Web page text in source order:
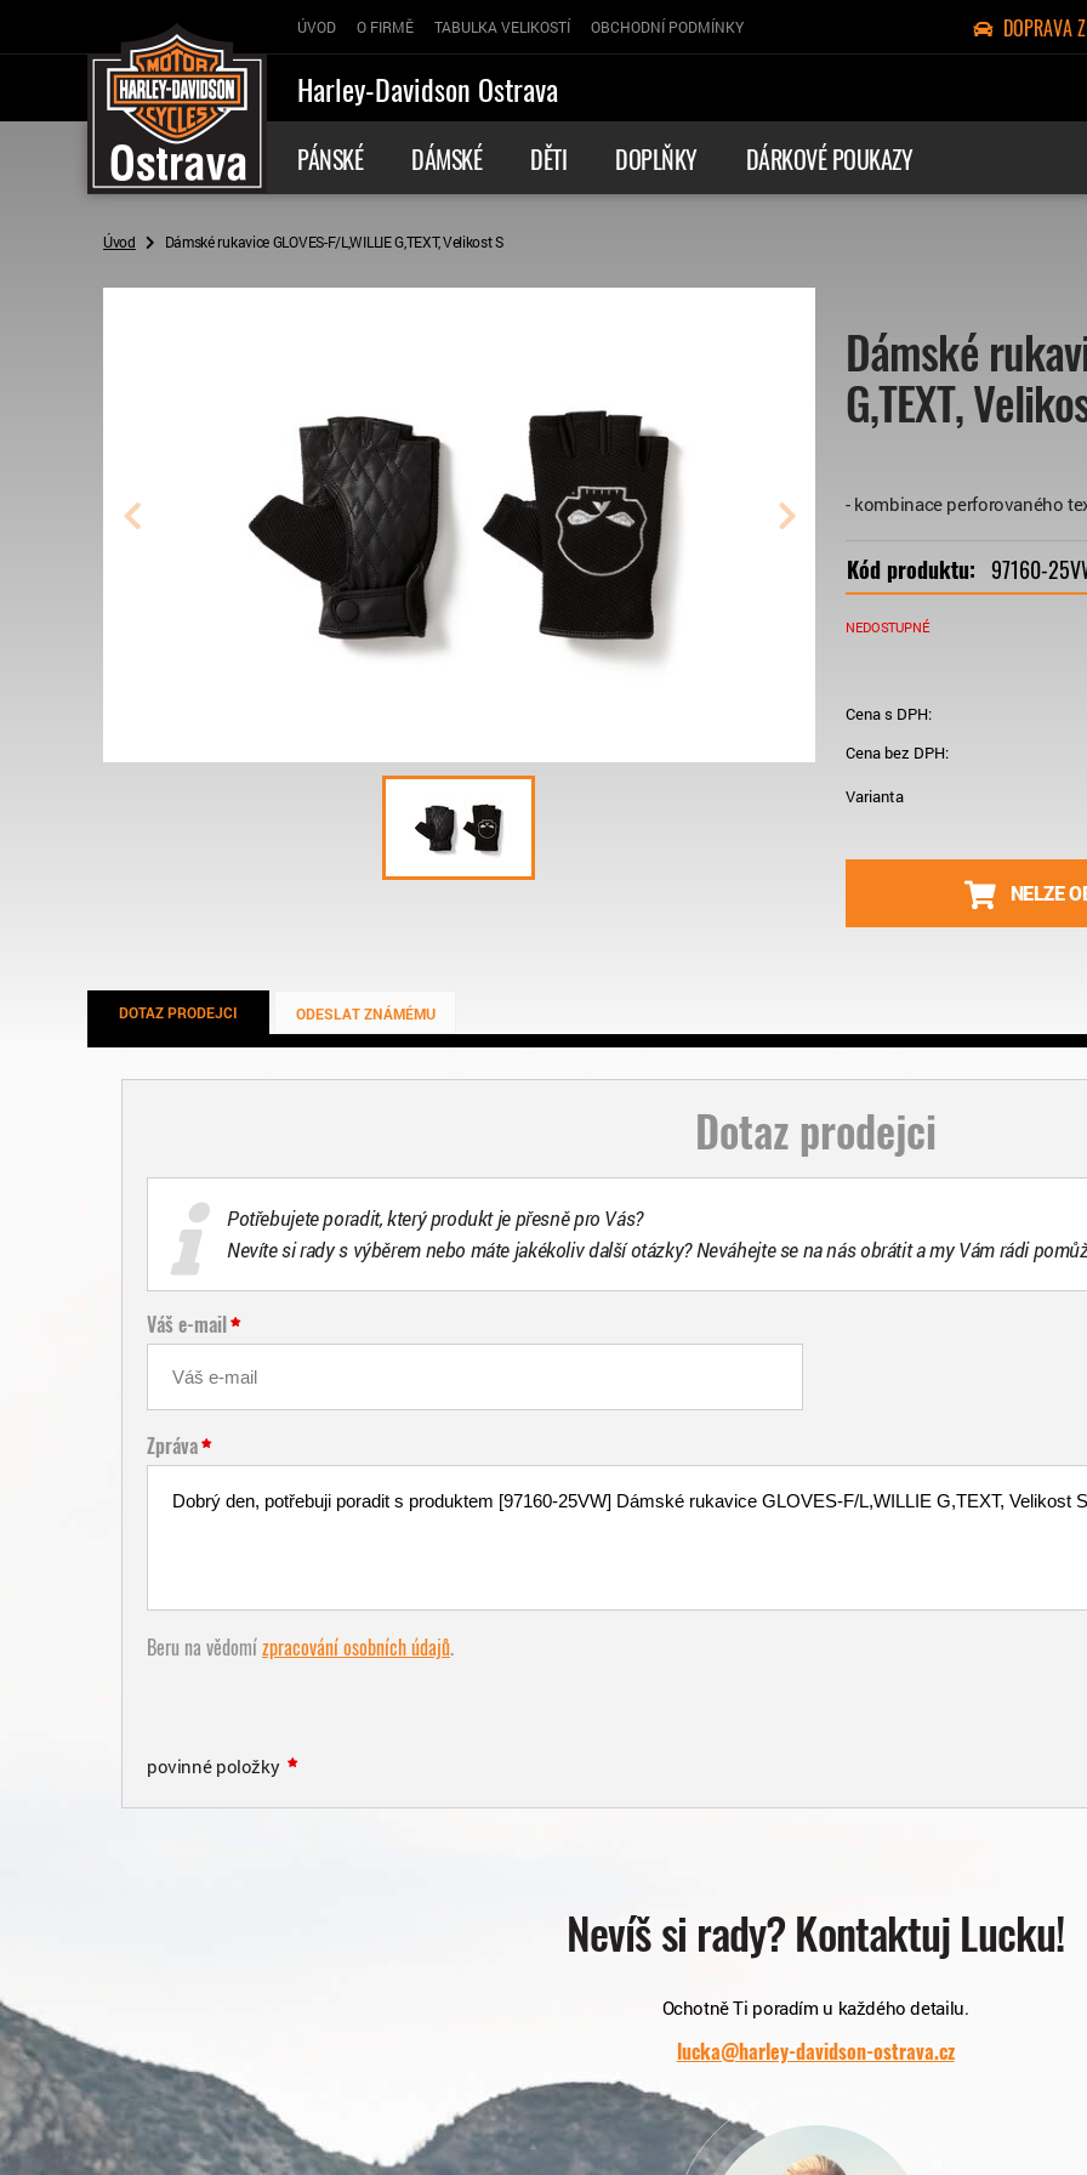
ÚVOD O FIRMĚ TABULKA VELIKOSTÍ OBCHODNÍ PODMÍNKY DOPRAVA
Harley-Davidson Ostrava
PÁNSKÉ DÁMSKÉ DĚTI DOPLŇKY DÁRKOVÉ POUKAZY
Úvod Dámské rukavice GLOVES-F/L,WILLIE G,TEXT, Velikost S
Dámské
G,TEXT,
- kombinace perforovaného
Kód produktu: 97160-
NEDOSTUPNÉ
Cena s DPH:
Cena bez DPH:
Varianta
NELZE
DOTAZ PRODEJCI ODESLAT ZNÁMÉMU
Dotaz prodejci
Potřebujete poradit, který produkt je přesně pro Vás?
Nevíte si rady s výběrem nebo máte jakékoliv další otázky? Neváhejte se na nás obrátit a my Vám rádi
Váš e-mail
Zpráva
Beru na vědomízpracování osobních údajů.
povinné položky
Nevíš si rady? Kontaktuj Lucku!
Ochotně Ti poradím u každého detailu.
lucka@harley-davidson-ostrava.cz